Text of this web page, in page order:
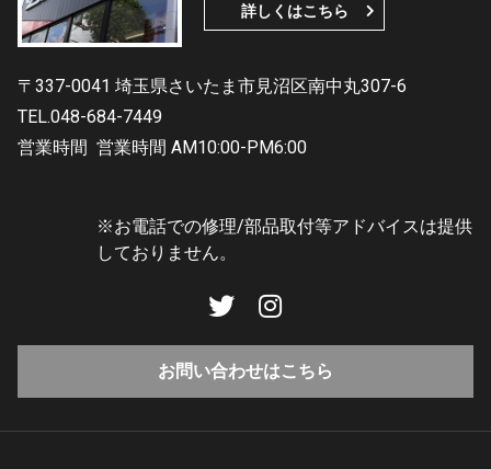
詳しくはこちら
〒337-0041 埼玉県さいたま市見沼区南中丸307-6
TEL.048-684-7449
営業時間 営業時間 AM10:00-PM6:00
※お電話での修理/部品取付等アドバイスは提供
しておりません。
お問い合わせはこちら